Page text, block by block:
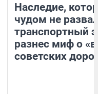
Наследие,
чудом не
транспортный
разнес миф о
советских